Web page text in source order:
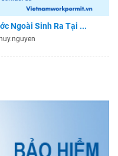
Ngoài Sinh Ra Tại ...